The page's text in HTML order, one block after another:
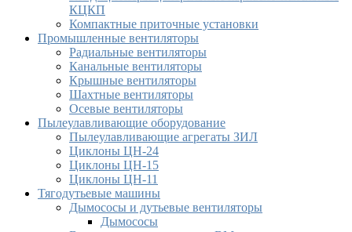
КЦКП
Компактные приточные установки
Промышленные вентиляторы
Радиальные вентиляторы
Канальные вентиляторы
Крышные вентиляторы
Шахтные вентиляторы
Осевые вентиляторы
Пылеулавливающие оборудование
Пылеулавливающие агрегаты ЗИЛ
Циклоны ЦН-24
Циклоны ЦН-15
Циклоны ЦН-11
Тягодутьевые машины
Дымососы и дутьевые вентиляторы
Дымососы